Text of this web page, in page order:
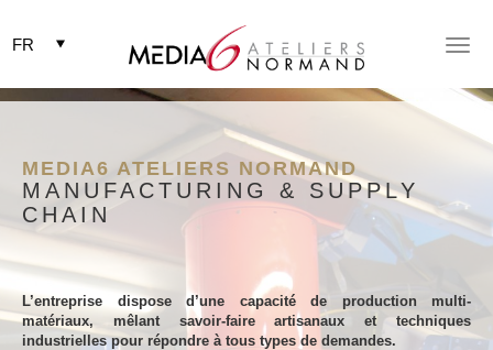
MEDIA6 ATELIERS NORMAND
MANUFACTURING & SUPPLY
CHAIN
L’entreprise dispose d’une capacité de production multi-
matériaux, mêlant savoir-faire artisanaux et techniques
industrielles pour répondre à tous types de demandes.